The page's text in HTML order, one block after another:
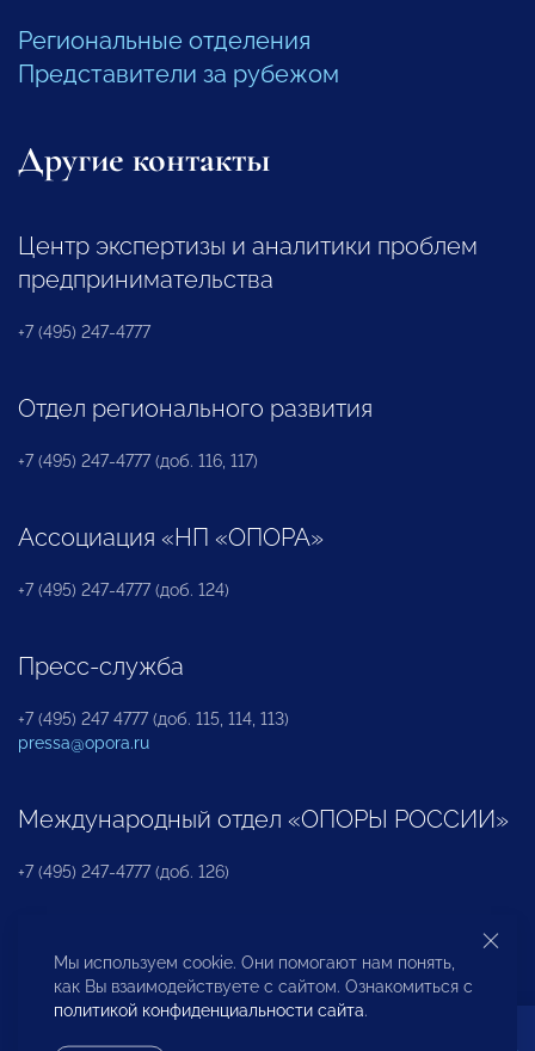
Региональные отделения
Представители за рубежом
Другие контакты
Центр экспертизы и аналитики проблем
предпринимательства
+7 (495) 247-4777
Отдел регионального развития
+7 (495) 247-4777 (доб. 116, 117)
Ассоциация «НП «ОПОРА»
+7 (495) 247-4777 (доб. 124)
Пресс-служба
+7 (495) 247 4777 (доб. 115, 114, 113)
pressa@opora.ru
Международный отдел «ОПОРЫ РОССИИ»
+7 (495) 247-4777 (доб. 126)
Бюро по защите прав предпринимателей и
инвесторов
Мы используем cookie. Они помогают нам понять,
как Вы взаимодействуете с сайтом. Ознакомиться с
политикой конфиденциальности сайта.